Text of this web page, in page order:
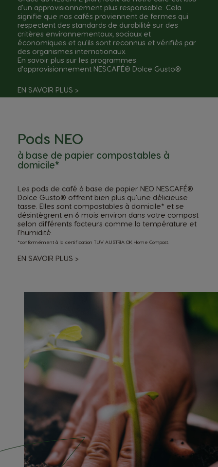
d'un approvisionnement plus responsable. Cela
signifie que nos cafés proviennent de fermes qui
respectent des standards de durabilité sur des
critères environnementaux, sociaux et
économiques et qu'ils sont reconnus et vérifiés par
des organismes internationaux.
En savoir plus sur les programmes
d'approvisionnement NESCAFÉ® Dolce Gusto®
EN SAVOIR PLUS >
Pods NEO
à base de papier compostables à
domicile*
Les pods de café à base de papier NEO NESCAFÉ®
Dolce Gusto® offrent bien plus qu'une délicieuse
tasse. Elles sont compostables à domicile* et se
désintègrent en 6 mois environ dans votre compost
selon différents facteurs comme la température et
l'humidité.
*conformément à la certification TUV AUSTRIA OK Home Compost.
EN SAVOIR PLUS >